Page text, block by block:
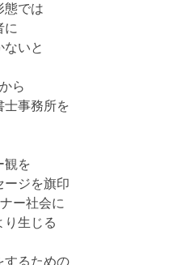
態では
に
いと
ら
士事務所を
観を
ージを旗印
ー社会に
り生じる
するための